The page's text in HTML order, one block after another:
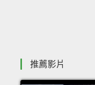
推薦影片